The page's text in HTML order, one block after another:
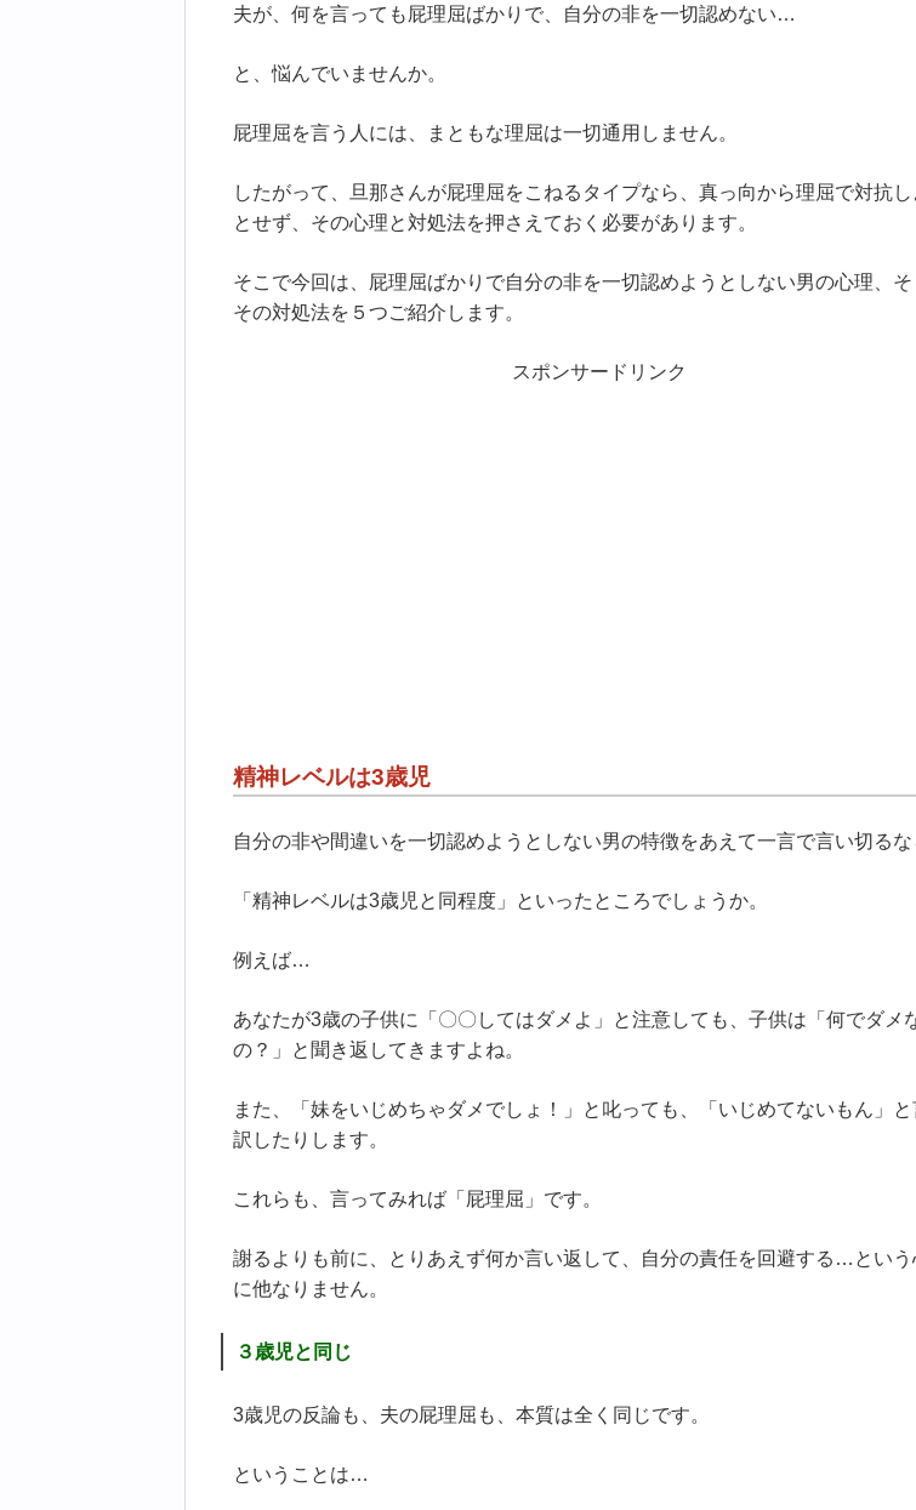
夫が、何を言っても屁理屈ばかりで、自分の非を一切認めない…
と、悩んでいませんか。
屁理屈を言う人には、まともな理屈は一切通用しません。
したがって、旦那さんが屁理屈をこねるタイプなら、真っ向から理屈で対抗し
とせず、その心理と対処法を押さえておく必要があります。
そこで今回は、屁理屈ばかりで自分の非を一切認めようとしない男の心理、そ
その対処法を５つご紹介します。
スポンサードリンク
精神レベルは3歳児
自分の非や間違いを一切認めようとしない男の特徴をあえて一言で言い切る
「精神レベルは3歳児と同程度」といったところでしょうか。
例えば…
あなたが3歳の子供に「〇〇してはダメよ」と注意しても、子供は「何でダメ
の？」と聞き返してきますよね。
また、「妹をいじめちゃダメでしょ！」と叱っても、「いじめてないもん」と
訳したりします。
これらも、言ってみれば「屁理屈」です。
謝るよりも前に、とりあえず何か言い返して、自分の責任を回避する…という
に他なりません。
３歳児と同じ
3歳児の反論も、夫の屁理屈も、本質は全く同じです。
ということは…